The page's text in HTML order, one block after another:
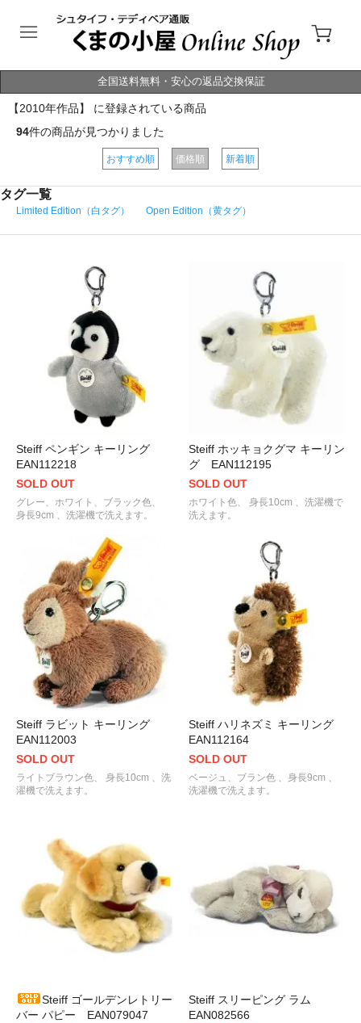
全国送料無料・安心の返品交換保証
【2010年作品】 に登録されている商品
94件の商品が見つかりました
おすすめ順 価格順 新着順
タグ一覧
Limited Edition（白タグ） Open Edition（黄タグ）
Steiff ペンギン キーリング
EAN112218
SOLD OUT
グレー、ホワイト、ブラック色、
身長9cm 、洗濯機で洗えます。
Steiff ホッキョクグマ キーリン
グ EAN112195
SOLD OUT
ホワイト色、 身長10cm 、洗濯機で
洗えます。
Steiff ラビット キーリング
EAN112003
SOLD OUT
ライトブラウン色、 身長10cm 、洗
濯機で洗えます。
Steiff ハリネズミ キーリング
EAN112164
SOLD OUT
ベージュ、ブラン色 、身長9cm 、
洗濯機で洗えます。
Steiff ゴールデンレトリー
バー パピー EAN079047
Steiff スリーピング ラム
EAN082566